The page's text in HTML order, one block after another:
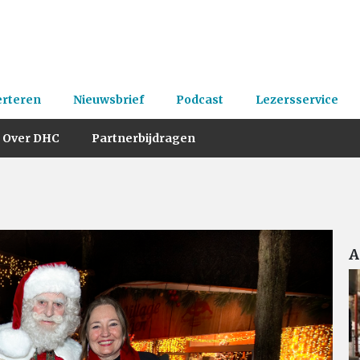
Nieuwsbrief Podcast Lezersservice
Over DHC Partnerbijdragen